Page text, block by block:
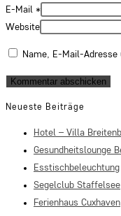
E-Mail *
Website
Name, E-Mail-
Neueste Beiträge
Hotel – Villa
Gesundheitslounge
Esstischbeleuchtung
Segelclub Staffelsee
Ferienhaus Cuxhaven